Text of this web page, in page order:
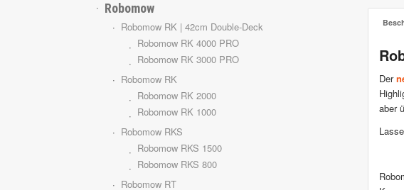
Robomow
Robomow RK | 42cm Double-Deck
Robomow RK 4000 PRO
Robomow RK 3000 PRO
Robomow RK
Robomow RK 2000
Robomow RK 1000
Robomow RKS
Robomow RKS 1500
Robomow RKS 800
Robomow RT
Der
aber